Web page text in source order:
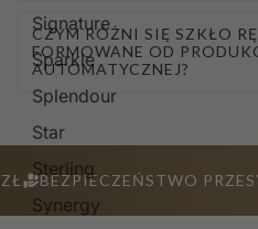
Signature
Sparkle
Splendour
Star
Sterling
Synergy
CZYM RÓŻNI SIĘ SZKŁO
FORMOWANE OD
AUTOMATYCZNEJ?
BEZPIECZEŃSTWO